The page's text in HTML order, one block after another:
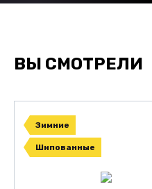
ВЫ СМОТРЕЛИ
Зимние
Шипованные